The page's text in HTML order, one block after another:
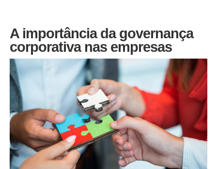
A importância da governança
corporativa nas empresas